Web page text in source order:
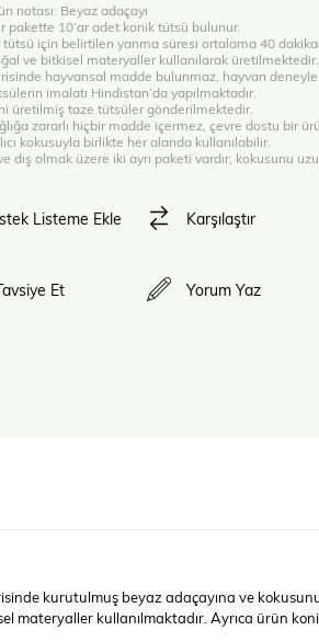
notası: Beyaz adaçayı
pakette 10’ar adet konik tütsü bulunur.
tütsü için belirtilen yanma süresi ortalama 40
ve bitkisel materyaller kullanılarak üretilmektedir.
hayvansal madde bulunmaz, hayvan
imalatı Hindistan’da yapılmaktadır.
üretilmiş taze tütsüler gönderilmektedir.
zararlı hiçbir madde içermez, çevre dostu bir
kokusuyla birlikte her alanda kullanılabilir.
dış olmak üzere iki ayrı paketi vardır, kokusunu
Listeme Ekle Karşılaştır
Et Yorum Yaz
kurutulmuş beyaz adaçayına ve
materyaller kullanılmaktadır. Ayrıca ürün